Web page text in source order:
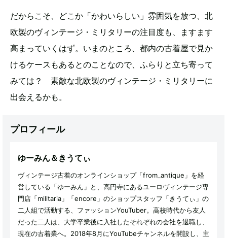
だからこそ、どこか「かわいらしい」雰囲気を放つ、北
欧製のヴィンテージ・ミリタリーの注目度も、ますます
高まっていくはず。いまのところ、都内の古着屋で見か
けるケースもあるとのことなので、ふらりと立ち寄って
みては？ 素敵な北欧製のヴィンテージ・ミリタリーに
出会えるかも。
プロフィール
ゆーみん＆きうてぃ
ヴィンテージ古着のオンラインショップ「from_antique」を経
営している「ゆーみん」と、高円寺にあるユーロヴィンテージ専
門店「militaria」「encore」のショップスタッフ「きうてぃ」の
二人組で活動する、ファッションYouTuber。高校時代から友人
だった二人は、大学卒業後に入社したそれぞれの会社を退職し、
現在の古着業へ。2018年8月にYouTubeチャンネルを開設し、主